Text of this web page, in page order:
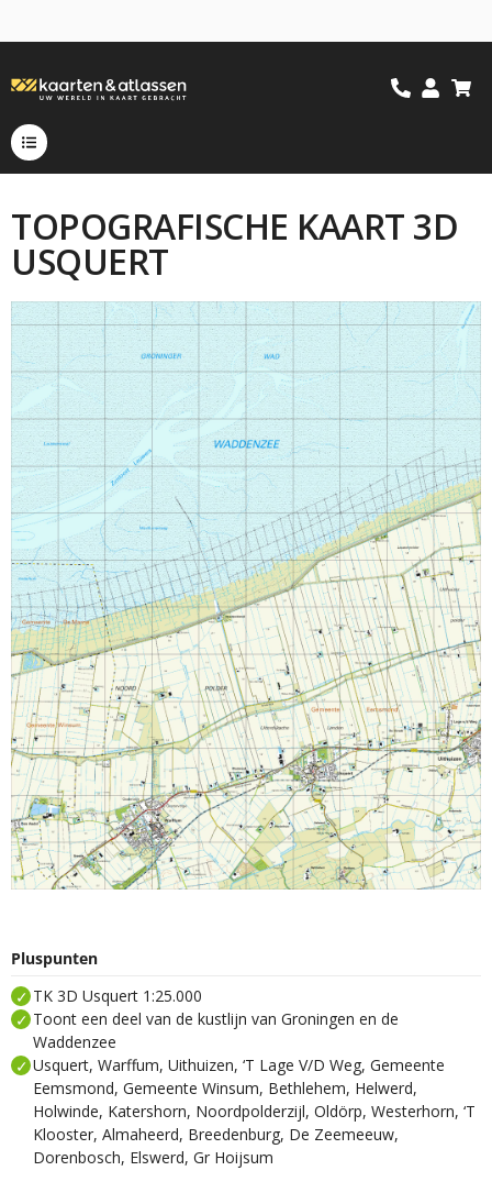
TOPOGRAFISCHE KAART 3D
USQUERT
Pluspunten
TK 3D Usquert 1:25.000
Toont een deel van de kustlijn van Groningen en de
Waddenzee
Usquert, Warffum, Uithuizen, ‘T Lage V/D Weg, Gemeente
Eemsmond, Gemeente Winsum, Bethlehem, Helwerd,
Holwinde, Katershorn, Noordpolderzijl, Oldörp, Westerhorn, ‘T
Klooster, Almaheerd, Breedenburg, De Zeemeeuw,
Dorenbosch, Elswerd, Gr Hoijsum